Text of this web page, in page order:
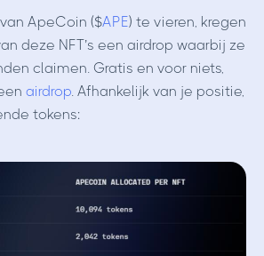
ApeCoin ($APE) te vieren, kregen
deze NFT’s een airdrop waarbij ze
claimen. Gratis en voor niets,
airdrop . Afhankelijk van je positie,
tokens: